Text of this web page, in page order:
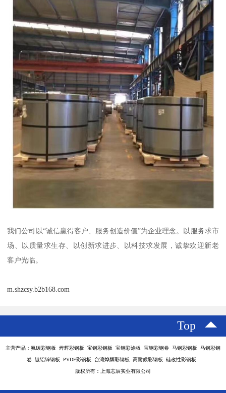
我们公司以“诚信赢得客户、服务创造价值”为企业理念。以服务求市
场、以质量求生存、以创新求进步、以科技求发展，诚挚欢迎新老
客户光临。
m.shzcsy.b2b168.com
Top
主营产品：氟碳彩钢板 烨辉彩钢板 宝钢彩钢板 宝钢彩涂板 宝钢彩钢卷 马钢彩钢板 马钢彩钢
卷 镀铝锌钢板 PVDF彩钢板 台湾烨辉彩钢板 高耐候彩钢板 硅改性彩钢板
版权所有：上海志辰实业有限公司